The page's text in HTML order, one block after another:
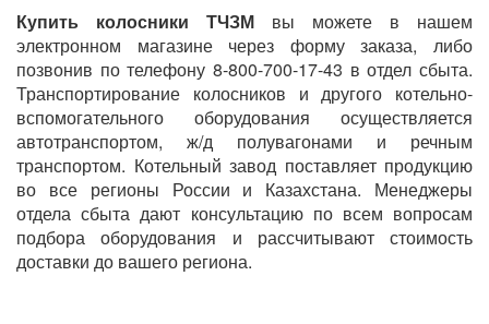
Купить колосники ТЧЗМ вы можете в нашем
электронном магазине через форму заказа, либо
позвонив по телефону 8-800-700-17-43 в отдел сбыта.
Транспортирование колосников и другого котельно-
вспомогательного оборудования осуществляется
автотранспортом, ж/д полувагонами и речным
транспортом. Котельный завод поставляет продукцию
во все регионы России и Казахстана. Менеджеры
отдела сбыта дают консультацию по всем вопросам
подбора оборудования и рассчитывают стоимость
доставки до вашего региона.